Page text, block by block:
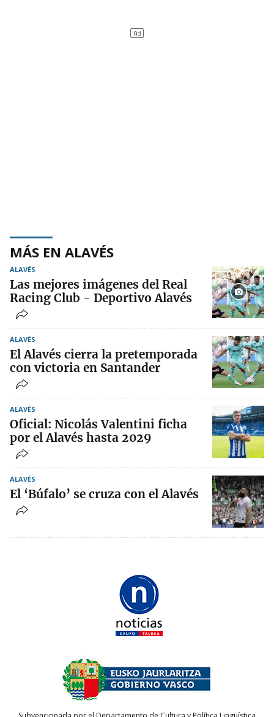
MÁS EN ALAVÉS
ALAVÉS
Las mejores imágenes del Real
Racing Club - Deportivo Alavés
ALAVÉS
El Alavés cierra la pretemporada
con victoria en Santander
ALAVÉS
Oficial: Nicolás Valentini ficha
por el Alavés hasta 2029
ALAVÉS
El ‘Búfalo’ se cruza con el Alavés